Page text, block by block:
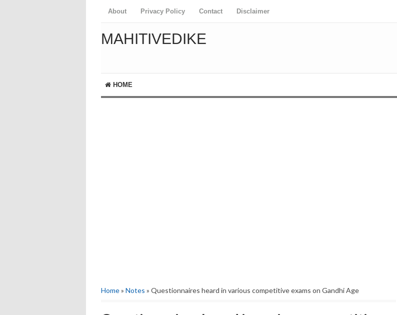
About Privacy Policy Contact Disclaimer
MAHITIVEDIKE
HOME
Home» Notes » Questionnaires heard in various competitive exams on Gandhi Age